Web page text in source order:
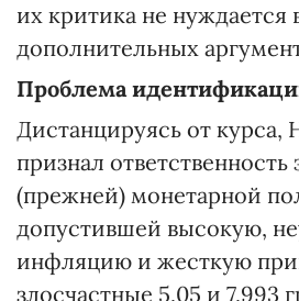
их критика не нуждается
дополнительных
Проблема
Дистанцируясь от курса,
признал ответственность
(прежней) монетарной
допустившей высокую,
инфляцию и жесткую
злосчастные 5,05 и 7,993